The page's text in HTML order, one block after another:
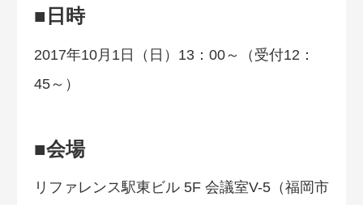
■日時
2017年10月1日（日）13：00～（受付12：
45～）
■会場
リファレンス駅東ビル 5F 会議室V-5（福岡市